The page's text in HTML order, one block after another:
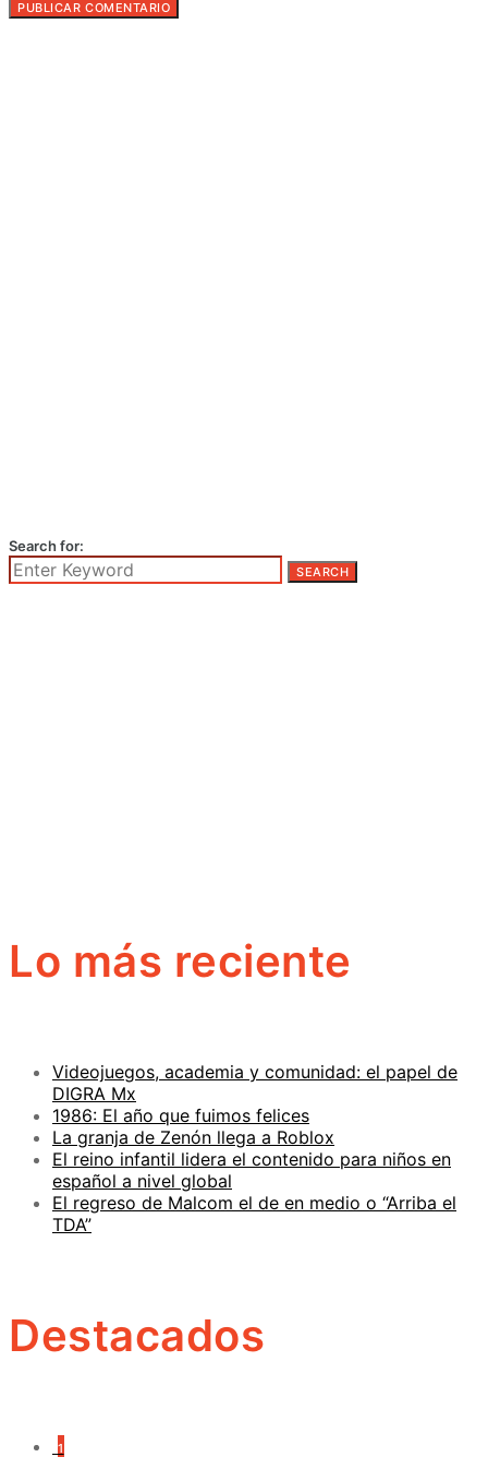
Search for:
SEARCH
Lo más reciente
Videojuegos, academia y comunidad: el papel de
DIGRA Mx
1986: El año que fuimos felices
La granja de Zenón llega a Roblox
El reino infantil lidera el contenido para niños en
español a nivel global
El regreso de Malcom el de en medio o “Arriba el
TDA”
Destacados
1